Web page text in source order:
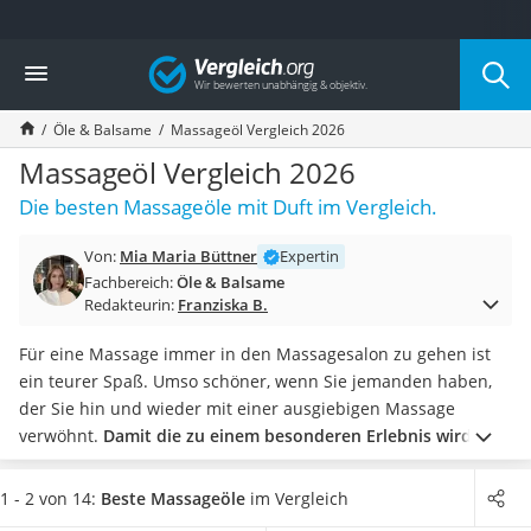
Die beliebtesten Vergleiche nach Kategorie
Drogerie
Inhalator
Haarschneider
Rollator
Braun Rasierer
Katzenklappe (Chip)
Masturbator
Massagepistole
Reisehaartrockner
Eiweißpulver
Magnesiumpräparat
Katzenklappe
Nackenmassagegerät
Zeckenschutz Katze
Vergleich
Öle & Balsame Massageöl Vergleich 2026
Massageöl Vergleich 2026
Die besten Massageöle mit Duft im Vergleich.
Von: Mia Maria Büttner
Expertin
Fachbereich:Öle & Balsame
Redakteurin: Franziska B.
Für eine Massage immer in den Massagesalon zu gehen ist
ein teurer Spaß. Umso schöner, wenn Sie jemanden haben,
der Sie hin und wieder mit einer ausgiebigen Massage
verwöhnt. Damit die zu einem besonderen Erlebnis wird, ist
die Wahl des richtigen Massageöls entscheidend. Geht es
Ihnen um Entspannung, sollte das Öl Ihrer Wahl eine
1 - 2 von 14: Beste Massageöle im Vergleich